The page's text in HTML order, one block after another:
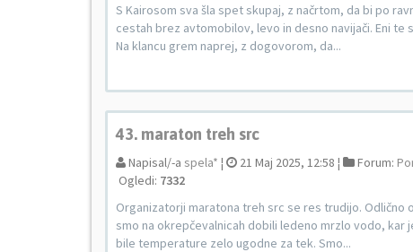
S Kairosom sva šla spet skupaj, z načrtom, da bi po
cestah brez avtomobilov, levo in desno navijači. Eni
Na klancu grem naprej, z dogovorom, da...
43. maraton treh src
Napisal/-a spela* ¦ 21 Maj 2025, 12:58 ¦ Forum:
Ogledi: 7332
Organizatorji maratona treh src se res trudijo. Odlično
smo na okrepčevalnicah dobili ledeno mrzlo vodo,
bile temperature zelo ugodne za tek. Smo...